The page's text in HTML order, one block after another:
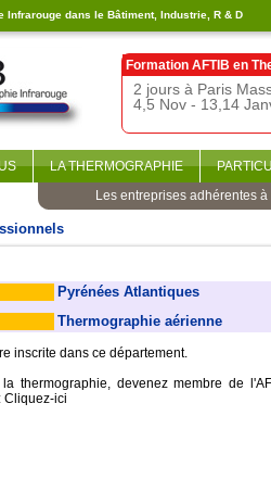
dans le Bâtiment, Industrie, R & D
Formation AFTIB en
2 jours à Paris
4,5 Nov - 13,14
LA THERMOGRAPHIE
Les entreprises adhérentes à
Pyrénées Atlantiques
Thermographie aérienne
inscrite dans ce département.
thermographie, devenez membre de
Cliquez-ici